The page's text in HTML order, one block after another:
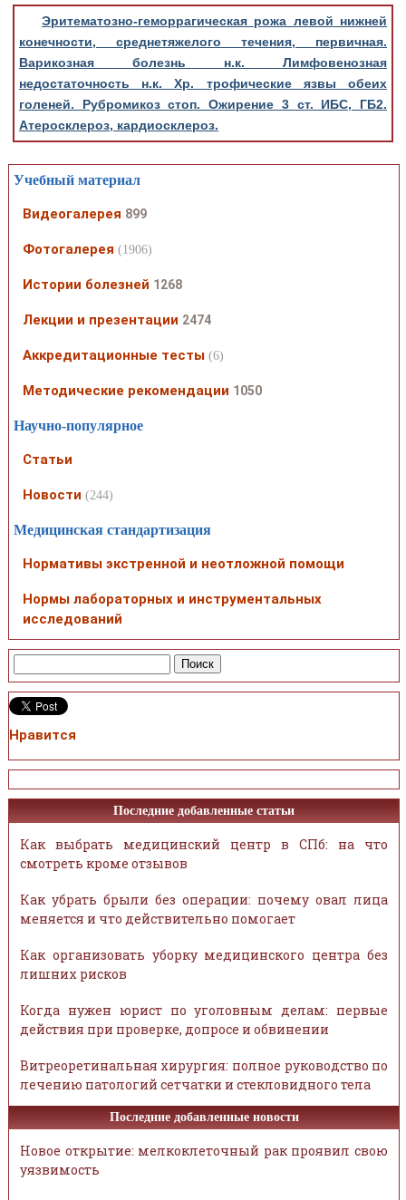
Эритематозно-геморрагическая рожа левой нижней
конечности, среднетяжелого течения, первичная.
Варикозная болезнь н.к. Лимфовенозная
недостаточность н.к. Хр. трофические язвы обеих
голеней. Рубромикоз стоп. Ожирение 3 ст. ИБС, ГБ2.
Атеросклероз, кардиосклероз.
Учебный материал
Видеогалерея 899
Фотогалерея (1906)
Истории болезней 1268
Лекции и презентации 2474
Аккредитационные тесты (6)
Методические рекомендации 1050
Научно-популярное
Статьи
Новости (244)
Медицинская стандартизация
Нормативы экстренной и неотложной помощи
Нормы лабораторных и инструментальных
исследований
Нравится
Последние добавленные статьи
Как выбрать медицинский центр в СПб: на что
смотреть кроме отзывов
Как убрать брыли без операции: почему овал лица
меняется и что действительно помогает
Как организовать уборку медицинского центра без
лишних рисков
Когда нужен юрист по уголовным делам: первые
действия при проверке, допросе и обвинении
Витреоретинальная хирургия: полное руководство по
лечению патологий сетчатки и стекловидного тела
Последние добавленные новости
Новое открытие: мелкоклеточный рак проявил свою
уязвимость